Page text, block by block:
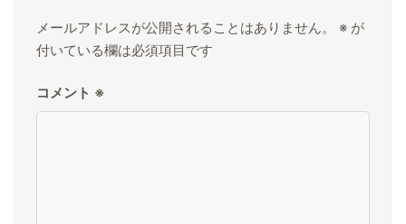
メールアドレスが公開されることはありません。 ※ が
付いている欄は必須項目です
コメント ※